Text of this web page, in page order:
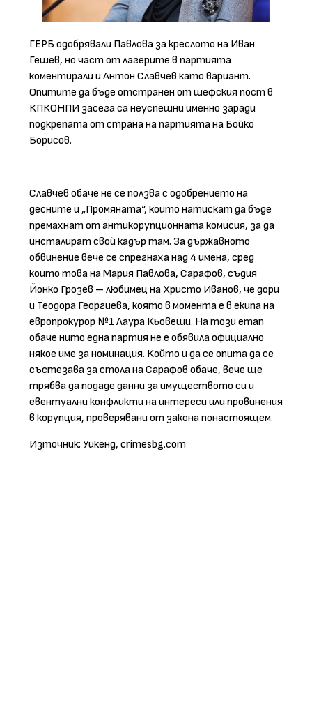
ГЕРБ одобрявали Павлова за креслото на Иван
Гешев, но част от лагерите в партията
коментирали и Антон Славчев като вариант.
Опитите да бъде отстранен от шефския пост в
КПКОНПИ засега са неуспешни именно заради
подкрепата от страна на партията на Бойко
Борисов.
Славчев обаче не се ползва с одобрението на
десните и „Промяната“, които натискат да бъде
премахнат от антикорупционната комисия, за да
инсталират свой кадър там. За държавното
обвинение вече се спрегнаха над 4 имена, сред
които това на Мария Павлова, Сарафов, съдия
Йонко Грозев – любимец на Христо Иванов, че дори
и Теодора Георгиева, която в момента е в екипа на
европрокурор №1 Лаура Кьовеши. На този етап
обаче нито една партия не е обявила официално
някое име за номинация. Който и да се опита да се
състезава за стола на Сарафов обаче, вече ще
трябва да подаде данни за имуществото си и
евентуални конфликти на интереси или провинения
в корупция, проверявани от закона понастоящем.
Източник: Уикенд, crimesbg.com